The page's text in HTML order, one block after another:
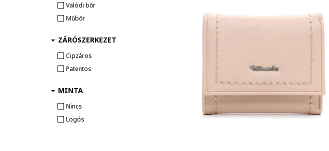
Valódi bőr
Műbőr
ZÁRÓSZERKEZET
Cipzáros
Patentos
MINTA
Nincs
Logós